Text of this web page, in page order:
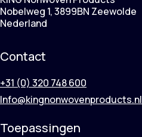
Nobelweg 1, 3899BN Zeewolde
Nederland
Contact
+31 (0) 320 748 600
Info@kingnonwovenproducts.nl
Toepassingen